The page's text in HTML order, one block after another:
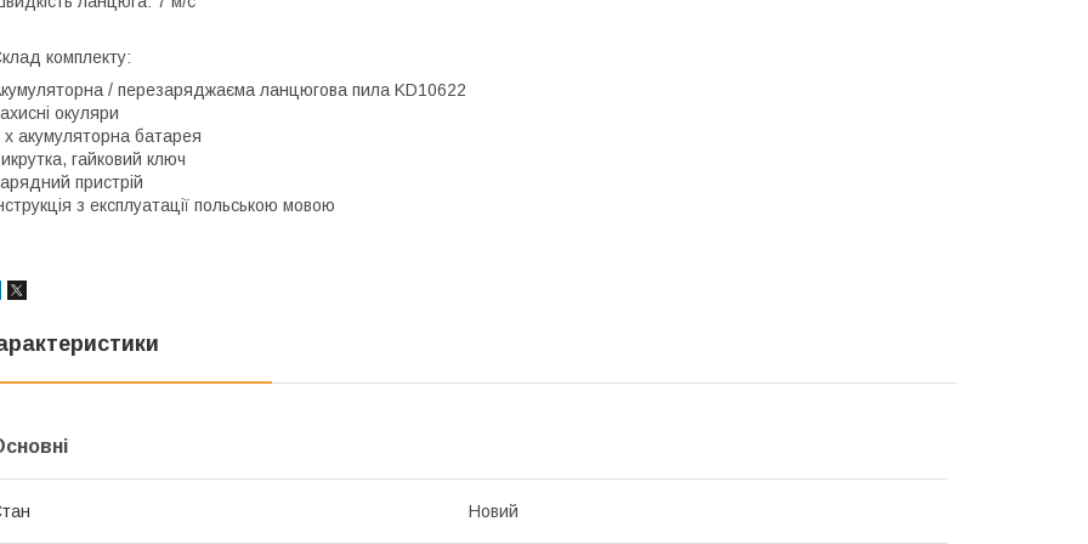
комплекту:
/ перезаряджаєма ланцюгова пила KD10622
окуляри
x акумуляторна батарея
гайковий ключ
пристрій
з експлуатації польською мовою
Новий